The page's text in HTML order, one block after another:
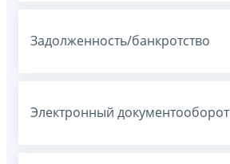
Задолженность/банкротство
Электронный документооборот